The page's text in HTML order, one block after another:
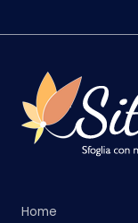
Home